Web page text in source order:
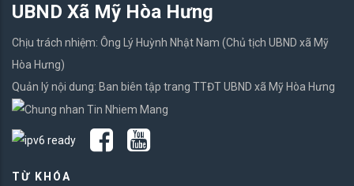
UBND Xã Mỹ Hòa Hưng
Chịu trách nhiệm: Ông Lý Huỳnh Nhật Nam (Chủ tịch UBND xã Mỹ
Hòa Hưng)
Quản lý nội dung: Ban biên tập trang TTĐT UBND xã Mỹ Hòa Hưng
TỪ KHÓA